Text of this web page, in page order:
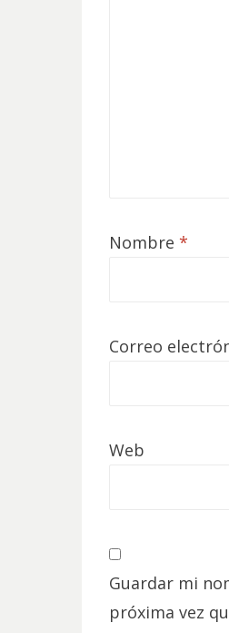
Nombre *
Correo
Web
Guardar mi
próxima vez